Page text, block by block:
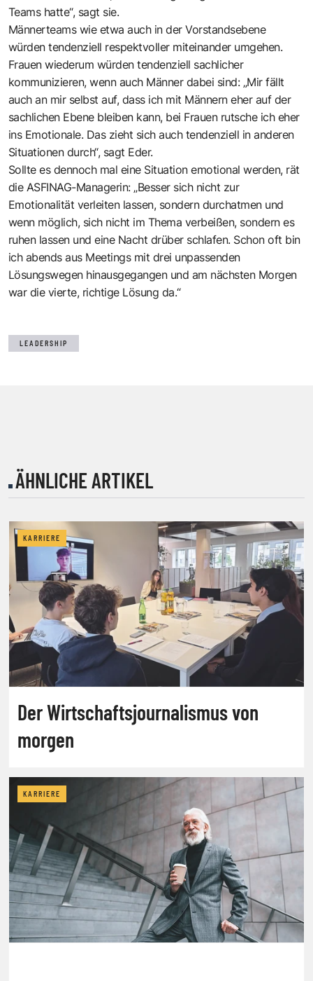
Teams hatte“, sagt sie.
Männerteams wie etwa auch in der Vorstandsebene
würden tendenziell respektvoller miteinander umgehen.
Frauen wiederum würden tendenziell sachlicher
kommunizieren, wenn auch Männer dabei sind: „Mir fällt
auch an mir selbst auf, dass ich mit Männern eher auf der
sachlichen Ebene bleiben kann, bei Frauen rutsche ich eher
ins Emotionale. Das zieht sich auch tendenziell in anderen
Situationen durch“, sagt Eder.
Sollte es dennoch mal eine Situation emotional werden, rät
die ASFINAG-Managerin: „Besser sich nicht zur
Emotionalität verleiten lassen, sondern durchatmen und
wenn möglich, sich nicht im Thema verbeißen, sondern es
ruhen lassen und eine Nacht drüber schlafen. Schon oft bin
ich abends aus Meetings mit drei unpassenden
Lösungswegen hinausgegangen und am nächsten Morgen
war die vierte, richtige Lösung da.“
LEADERSHIP
ÄHNLICHE ARTIKEL
KARRIERE
Der Wirtschaftsjournalismus von
morgen
KARRIERE